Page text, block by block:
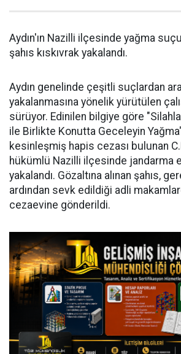
Aydın'ın Nazilli ilçesinde yağma
şahıs kıskıvrak yakalandı.
Aydın genelinde çeşitli suçlardan
yakalanmasına yönelik yürütülen
sürüyor. Edinilen bilgiye göre
ile Birlikte Konutta Geceleyin
kesinleşmiş hapis cezası bulunan
hükümlü Nazilli ilçesinde jandarma
yakalandı. Gözaltına alınan şahıs,
ardından sevk edildiği adli
cezaevine gönderildi.